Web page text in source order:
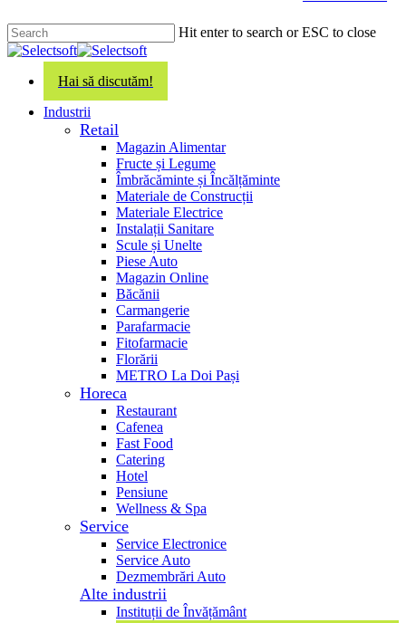
content
Hit enter to search or ESC to close
Close
Search
Hai să discutăm!
search
Menu Industrii
Retail
Magazin Alimentar
Fructe și Legume
Îmbrăcăminte și Încălțăminte
Materiale de Construcții
Materiale Electrice
Instalații Sanitare
Scule și Unelte
Piese Auto
Magazin Online
Băcănii
Carmangerie
Parafarmacie
Fitofarmacie
Florării
METRO La Doi Pași
Horeca
Restaurant
Cafenea
Fast Food
Catering
Hotel
Pensiune
Wellness & Spa
Service
Service Electronice
Service Auto
Dezmembrări Auto
Alte industrii
Instituții de Învățământ